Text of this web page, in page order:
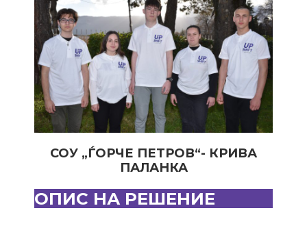
СОУ „ЃОРЧЕ ПЕТРОВ“- КРИВА
ПАЛАНКА
ОПИС НА РЕШЕНИЕ